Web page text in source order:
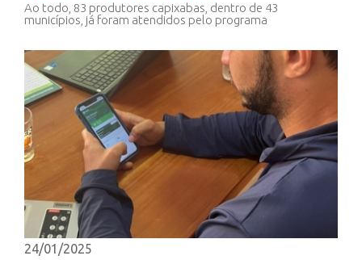
Ao todo, 83 produtores capixabas, dentro de 43
municípios, já foram atendidos pelo programa
24/01/2025